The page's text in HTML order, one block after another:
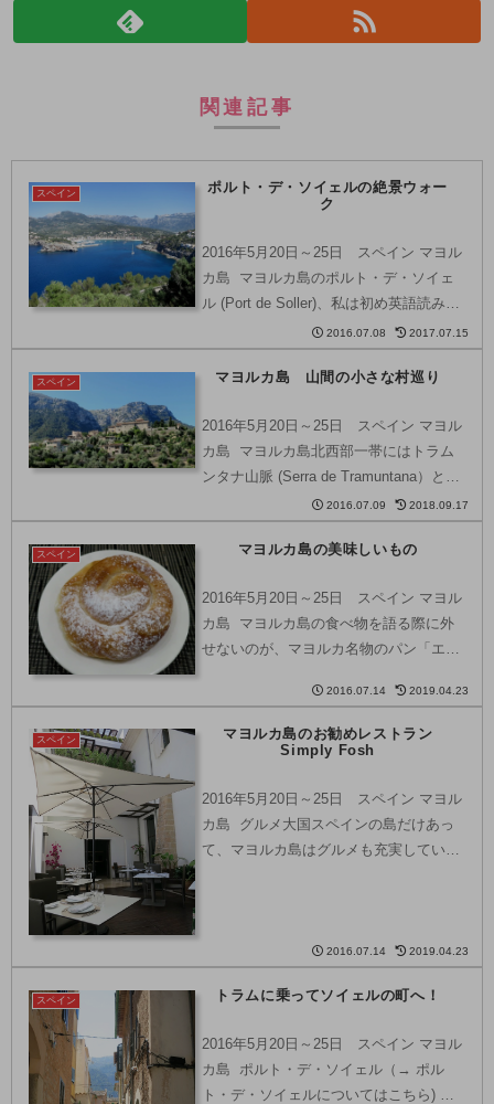
関連記事
スペイン
ポルト・デ・ソイェルの絶景ウォー
ク
2016年5月20日～25日 スペイン マヨル
カ島 マヨルカ島のポルト・デ・ソイェ
ル (Port de Soller)、私は初め英語読みで
「ポート・デ・ソラー」なんて発音して
たんですが、日本語だと、「ポルト・
デ・ソーイェル」とか、「ポルト...
2016.07.08 2017.07.15
スペイン マヨルカ島 山間の小さな村巡り
2016年5月20日～25日 スペイン マヨル
カ島 マヨルカ島北西部一帯にはトラム
ンタナ山脈 (Serra de Tramuntana）と呼
ばれる険しい山岳地帯が連なっていま
す。トラムンタナ山脈では、1000年以上
も前から、斜面に石を積み...
2016.07.09 2018.09.17
スペイン マヨルカ島の美味しいもの
2016年5月20日～25日 スペイン マヨル
カ島 マヨルカ島の食べ物を語る際に外
せないのが、マヨルカ名物のパン「エン
（Ensaimada）は生地にラードをたっぷ
りと使った渦巻き型のパンです。上の写
真は、パルマ...
2016.07.14 2019.04.23
スペイン
マヨルカ島のお勧めレストラン
Simply Fosh
2016年5月20日～25日 スペイン マヨル
カ島 グルメ大国スペインの島だけあっ
て、マヨルカ島はグルメも充実していま
デ・マヨルカに...
2016.07.14 2019.04.23
スペイン トラムに乗ってソイェルの町へ！
2016年5月20日～25日 スペイン マヨル
カ島 ポルト・デ・ソイェル（→ ポル
ト・デ・ソイェルについてはこちら) の